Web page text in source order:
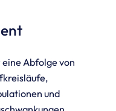
Abfolge von
und